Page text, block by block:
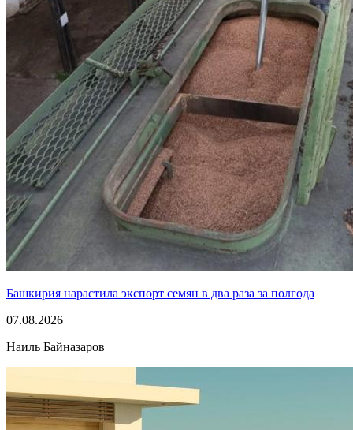
Башкирия нарастила экспорт семян в два раза за полгода
07.08.2026
Наиль Байназаров